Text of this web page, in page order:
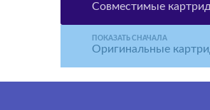
Совместимые
ПОКАЗАТЬ СНАЧАЛА
Оригинальные